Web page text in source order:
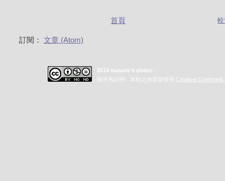
首頁
訂閱： 文章 (Atom)
2014 masaru's vision.
除另有註明，本站之內容皆採用 Creative Commons